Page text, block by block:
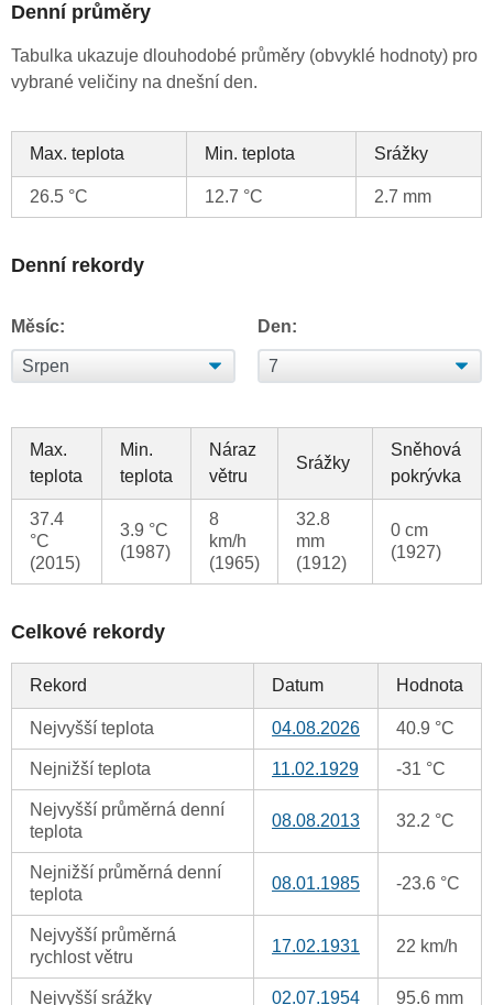
Denní průměry
Tabulka ukazuje dlouhodobé průměry (obvyklé hodnoty) pro
vybrané veličiny na dnešní den.
Max. teplota Min. teplota Srážky
26.5 °C 12.7 °C 2.7 mm
Denní rekordy
Měsíc: Den:
Max.
teplota
Min.
teplota
Náraz
větru
Srážky
Sněhová
pokrývka
37.4
°C
(2015)
3.9 °C
(1987)
8
km/h
(1965)
32.8
mm
(1912)
0 cm
(1927)
Celkové rekordy
Rekord Datum Hodnota
Nejvyšší teplota 04.08.2026 40.9 °C
Nejnižší teplota 11.02.1929 -31 °C
Nejvyšší průměrná denní
teplota
08.08.2013 32.2 °C
Nejnižší průměrná denní
teplota
08.01.1985 -23.6 °C
Nejvyšší průměrná
rychlost větru
17.02.1931 22 km/h
Nejvyšší srážky 02.07.1954 95.6 mm